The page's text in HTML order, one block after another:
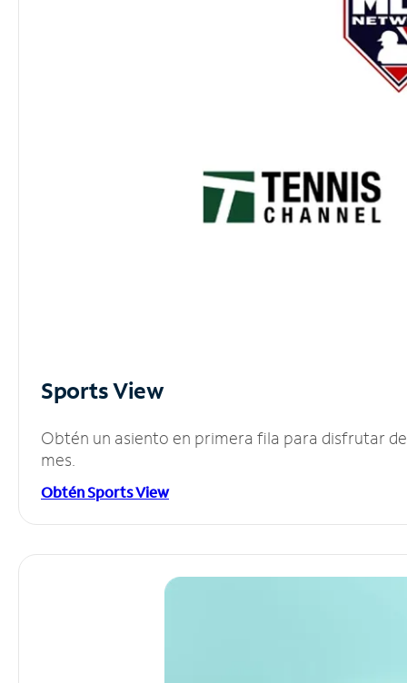
Sports View
Obtén un asiento en primera fila para disfrutar
mes.
Obtén Sports View